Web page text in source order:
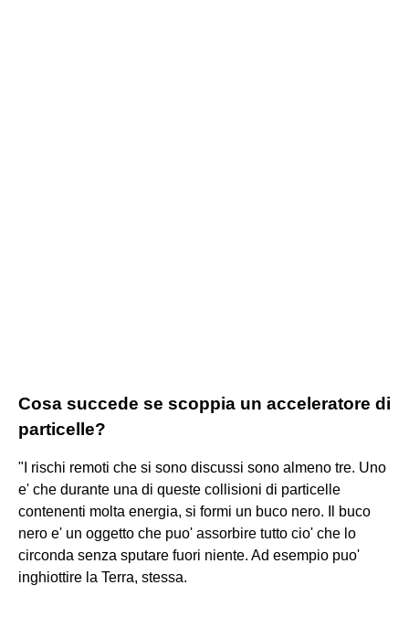
Cosa succede se scoppia un acceleratore di
particelle?
"I rischi remoti che si sono discussi sono almeno tre. Uno
e' che durante una di queste collisioni di particelle
contenenti molta energia, si formi un buco nero. Il buco
nero e' un oggetto che puo' assorbire tutto cio' che lo
circonda senza sputare fuori niente. Ad esempio puo'
inghiottire la Terra, stessa.